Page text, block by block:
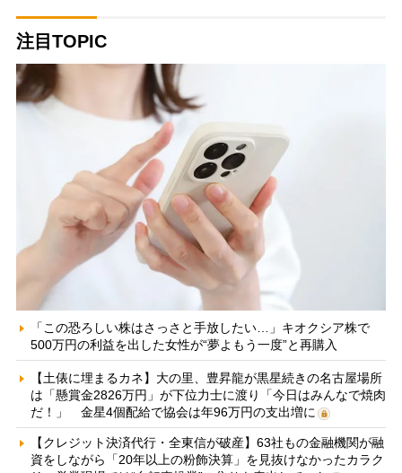
注目TOPIC
「この恐ろしい株はさっさと手放したい…」キオクシア株で
500万円の利益を出した女性が“夢よもう一度”と再購入
【土俵に埋まるカネ】大の里、豊昇龍が黒星続きの名古屋場所
は「懸賞金2826万円」が下位力士に渡り「今日はみんなで焼肉
だ！」 金星4個配給で協会は年96万円の支出増に
【クレジット決済代行・全東信が破産】63社もの金融機関が融
資をしながら「20年以上の粉飾決算」を見抜けなかったカラク